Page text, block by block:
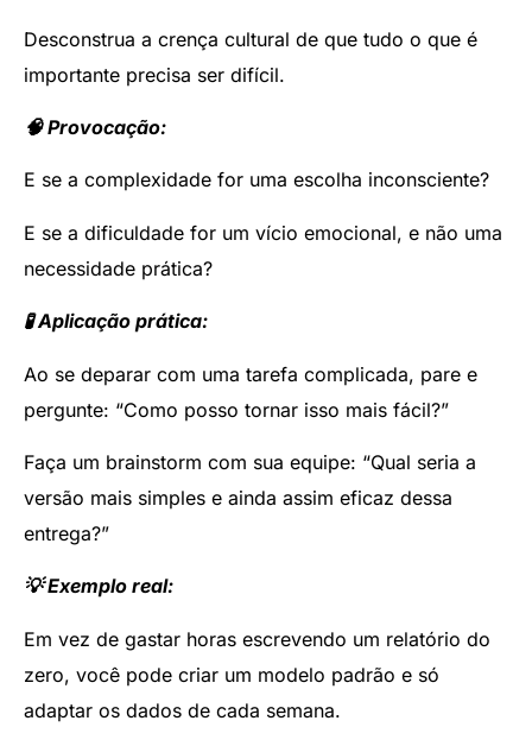
Desconstrua a crença cultural de que tudo o que é
importante precisa ser difícil.
🧠 Provocação:
E se a complexidade for uma escolha inconsciente?
E se a dificuldade for um vício emocional, e não uma
necessidade prática?
🧪 Aplicação prática:
Ao se deparar com uma tarefa complicada, pare e
pergunte: “Como posso tornar isso mais fácil?”
Faça um brainstorm com sua equipe: “Qual seria a
versão mais simples e ainda assim eficaz dessa
entrega?”
💡 Exemplo real:
Em vez de gastar horas escrevendo um relatório do
zero, você pode criar um modelo padrão e só
adaptar os dados de cada semana.